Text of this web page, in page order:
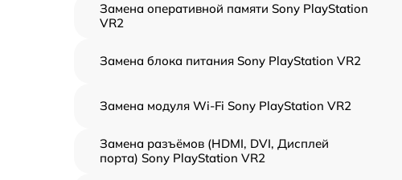
Замена оперативной памяти Sony PlayStation
VR2
Замена блока питания Sony PlayStation VR2
Замена модуля Wi-Fi Sony PlayStation VR2
Замена разъёмов (HDMI, DVI, Дисплей
порта) Sony PlayStation VR2